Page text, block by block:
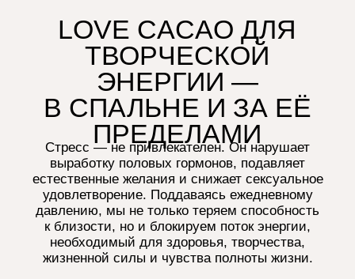
Впервые понятие «либидо» применил немецкий
психиатр Альберт Молль, но широко известно
оно стало благодаря основателю психоанализа
Зигмунду Фрейду. Под либидо Фрейд понимал
энергию бессознательного, связанную с тягой
к жизни и размножению, в противоположность
ЧТО ТАКОЕ ЛИБИДО?